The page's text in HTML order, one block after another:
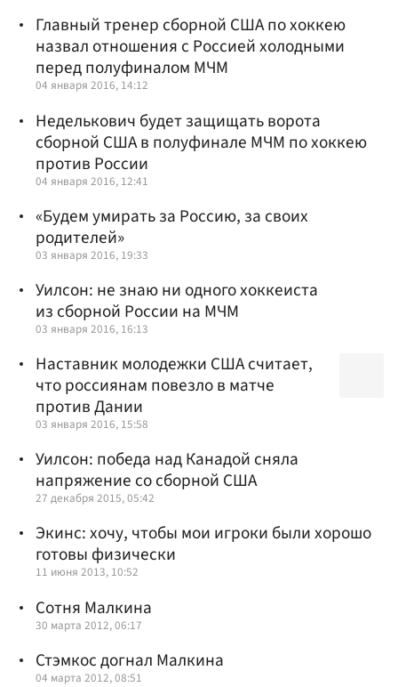
Главный тренер сборной США по хоккею
назвал отношения с Россией холодными
перед полуфиналом МЧМ
04 января 2016, 14:12
Неделькович будет защищать ворота
сборной США в полуфинале МЧМ по хоккею
против России
04 января 2016, 12:41
«Будем умирать за Россию, за своих
родителей»
03 января 2016, 19:33
Уилсон: не знаю ни одного хоккеиста
из сборной России на МЧМ
03 января 2016, 16:13
Наставник молодежки США считает,
что россиянам повезло в матче
против Дании
03 января 2016, 15:58
Уилсон: победа над Канадой сняла
напряжение со сборной США
27 декабря 2015, 05:42
Экинс: хочу, чтобы мои игроки были хорошо
готовы физически
11 июня 2013, 10:52
Сотня Малкина
30 марта 2012, 06:17
Стэмкос догнал Малкина
04 марта 2012, 08:51